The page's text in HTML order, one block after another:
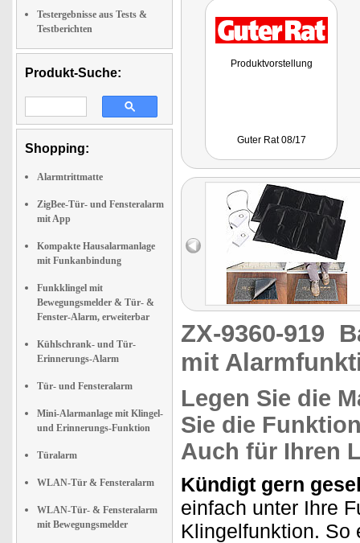
Testergebnisse aus Tests &
Testberichten
Produkt-Suche:
Shopping:
Alarmtrittmatte
ZigBee-Tür- und Fensteralarm
mit App
Kompakte Hausalarmanlage
mit Funkanbindung
Funkklingel mit
Bewegungsmelder & Tür- &
Fenster-Alarm, erweiterbar
Kühlschrank- und Tür-
Erinnerungs-Alarm
Tür- und Fensteralarm
Mini-Alarmanlage mit Klingel-
und Erinnerungs-Funktion
Türalarm
WLAN-Tür & Fensteralarm
WLAN-Tür- & Fensteralarm
mit Bewegungsmelder
Produktvorstellung
Guter Rat 08/17
ZX-9360-919
mit
Legen Sie die
Sie die
Auch für Ihren
Kündigt gern
einfach unter Ihre
Klingelfunktion. So